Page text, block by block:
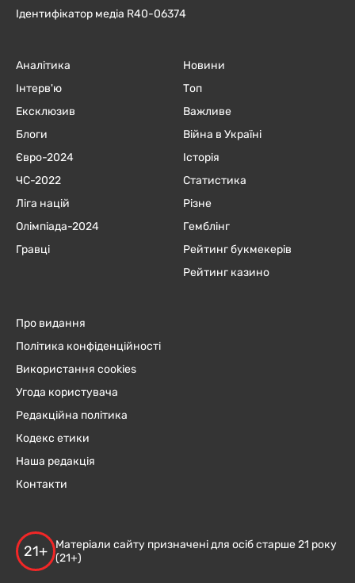
Ідентифікатор медіа R40-06374
Аналітика
Інтерв'ю
Ексклюзив
Блоги
Євро-2024
ЧC-2022
Ліга націй
Олімпіада-2024
Гравці
Новини
Топ
Важливе
Війна в Україні
Історія
Статистика
Різне
Гемблінг
Рейтинг букмекерів
Рейтинг казино
Про видання
Політика конфіденційності
Використання cookies
Угода користувача
Редакційна політика
Кодекс етики
Наша редакція
Контакти
21+
Матеріали сайту призначені для осіб старше 21 року
(21+)